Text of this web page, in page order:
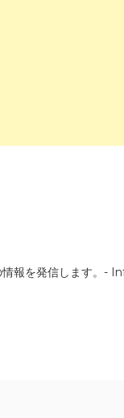
情報を発信します